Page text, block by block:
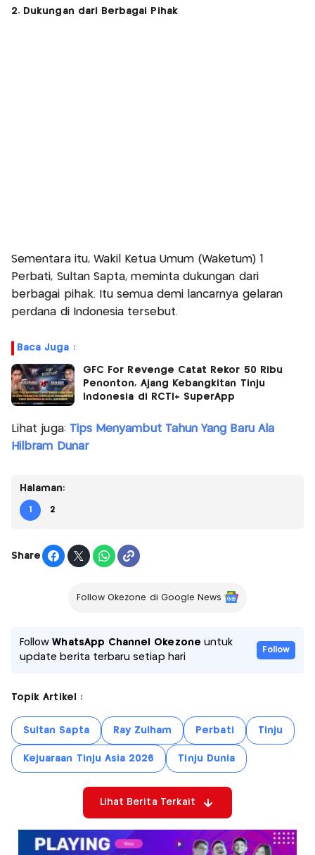
2. Dukungan dari Berbagai Pihak
Sementara itu, Wakil Ketua Umum (Waketum) 1
Perbati, Sultan Sapta, meminta dukungan dari
berbagai pihak. Itu semua demi lancarnya gelaran
perdana di Indonesia tersebut.
Baca Juga :
GFC For Revenge Catat Rekor 50 Ribu
Penonton, Ajang Kebangkitan Tinju
Indonesia di RCTI+ SuperApp
Lihat juga: Tips Menyambut Tahun Yang Baru Ala
Hilbram Dunar
Halaman:
1 2
Share
Follow Okezone di Google News
FollowWhatsApp Channel Okezone untuk
update berita terbaru setiap hari
Follow
Topik Artikel :
Sultan Sapta Ray Zulham Perbati Tinju
Kejuaraan Tinju Asia 2026 Tinju Dunia
Lihat Berita Terkait